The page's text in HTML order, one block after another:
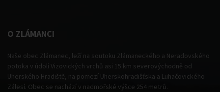
O ZLÁMANCI
Naše obec Zlámanec, leží na soutoku Zlámaneckého a Neradovského
potoka v údolí Vizovických vrchů asi 15 km severovýchodně od
Uherského Hradiště, na pomezí Uherskohradišťska a Luhačovického
Zálesí. Obec se nachází v nadmořské výšce 254 metrů.